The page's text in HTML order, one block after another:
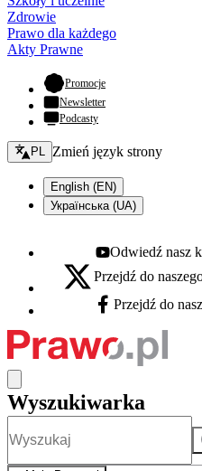
Zdrowie
Prawo dla każdego
Akty Prawne
Promocje- otwiera się w nowej
Newsletter
Podcasty
Zmień język - bieżący:
PL Zmień język strony
English (EN)
Українська (UA)
Youtube - otwiera się w
Odwiedź nasz
X - otwiera się w nowej karcie
Przejdź do
Facebook - otwiera się
Przejdź do
Wyszukiwarka